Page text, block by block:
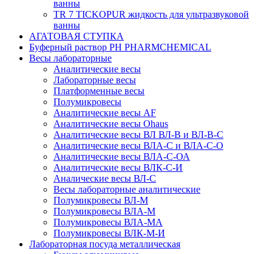
ванны
TR 7 TICKOPUR жидкость для ультразвуковой
ванны
АГАТОВАЯ СТУПКА
Буферный раствор PH PHARMCHEMICAL
Весы лабораторные
Аналитические весы
Лабораторные весы
Платформенные весы
Полумикровесы
Аналитические весы AF
Аналитические весы Ohaus
Аналитические весы ВЛ ВЛ-В и ВЛ-В-С
Аналитические весы ВЛА-С и ВЛА-С-О
Аналитические весы ВЛА-С-ОА
Аналитические весы ВЛК-С-И
Аналические весы ВЛ-С
Весы лабораторные аналитические
Полумикровесы ВЛ-М
Полумикровесы ВЛА-М
Полумикровесы ВЛА-МА
Полумикровесы ВЛК-М-И
Лабораторная посуда металлическая